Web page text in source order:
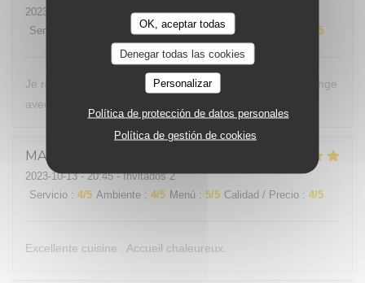
OK, aceptar todas
Denegar todas las cookies
Personalizar
Política de protección de datos personales
Política de gestión de cookies
2023-10-14
- 12:30 - Invitados 2
Servicio
Ambiente: 5/5 Menú: 5/5 Calidad / Precio /5
Je recommande ce restaurant très bonne accueil.ont mange
avec les yeux et ont ce régale les papies !!!
MARIANNE
2023-10-13- 20:45 - Invitados 2
Servicio : 4/5 Ambiente : 4/5 Menú : 5/5 Calidad / Precio : 4/5
Excellente cuisine . Accueil chaleureux.